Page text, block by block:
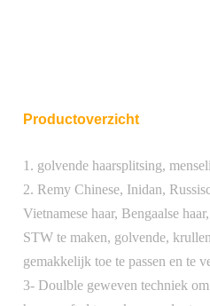
Productoverzicht
1. golvende haarsplitsing,
2. Remy Chinese, Inidan,
Vietnamese haar, Bengaalse
STW te maken, golvende,
gemakkelijk toe te passen en te
3- Doulble geweven techniek